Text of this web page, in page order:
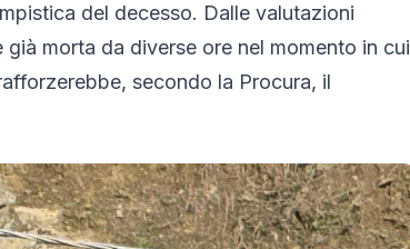
del decesso. Dalle valutazioni
morta da diverse ore nel momento in cui
secondo la Procura, il